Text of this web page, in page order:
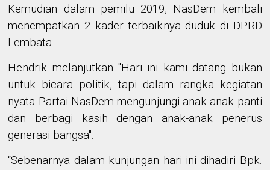
Kemudian dalam pemilu 2019, NasDem kembali
menempatkan 2 kaderterbaiknya duduk di DPRD
Lembata.
Hendrik melanjutkan"Hari ini kami datang bukan
untuk bicara politik, tapi dalam rangka kegiatan
nyata Partai NasDem mengunjungi anak-anak panti
dan berbagi kasih dengan anak-anak penerus
generasi bangsa".
“Sebenarnya dalam kunjungan hari ini dihadiri Bpk.